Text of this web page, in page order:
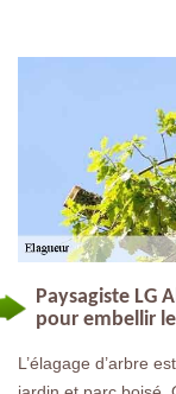
Paysagiste LG
pour embellir
L’élagage d’arbre